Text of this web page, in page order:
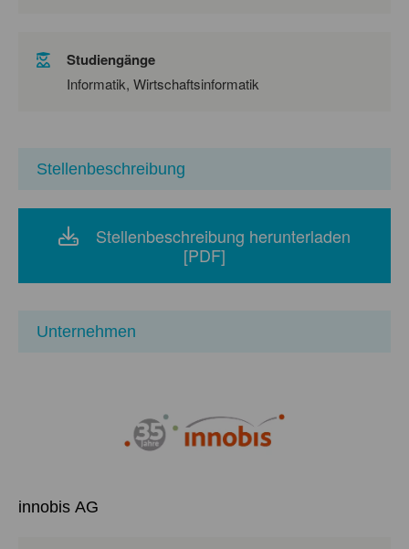
Studiengänge
Informatik, Wirtschaftsinformatik
Stellenbeschreibung
Stellenbeschreibung herunterladen
[PDF]
Unternehmen
innobis AG